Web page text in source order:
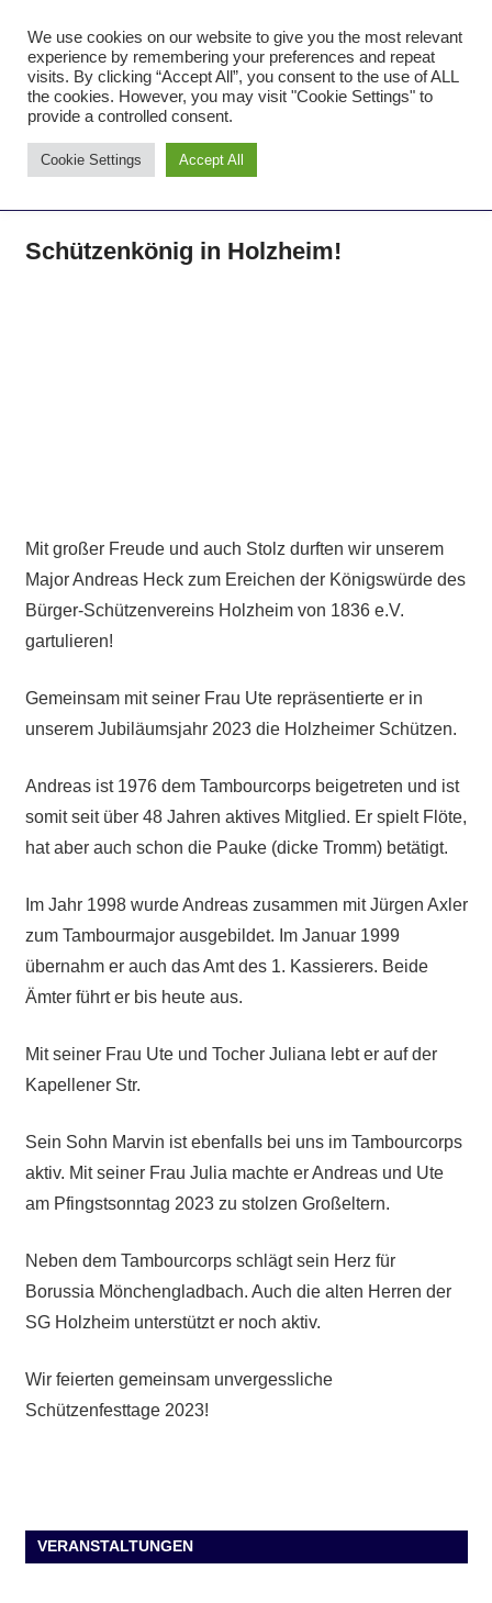
Inhalt
springenTambourcorps Concordia
Holzheim 1923
Tambourcorps
Concordia
Schützenkönig in Holzheim!
Mit großer Freude und auch Stolz durften wir unserem
Major Andreas Heck zum Ereichen der Königswürde des
Bürger-Schützenvereins Holzheim von 1836 e.V.
gartulieren!
Gemeinsam mit seiner Frau Ute repräsentierte er in
unserem Jubiläumsjahr 2023 die Holzheimer Schützen.
Andreas ist 1976 dem Tambourcorps beigetreten und ist
somit seit über 48 Jahren aktives Mitglied. Er spielt Flöte,
hat aber auch schon die Pauke (dicke Tromm) betätigt.
Im Jahr 1998 wurde Andreas zusammen mit Jürgen Axler
zum Tambourmajor ausgebildet. Im Januar 1999
übernahm er auch das Amt des 1. Kassierers. Beide
Ämter führt er bis heute aus.
Mit seiner Frau Ute und Tocher Juliana lebt er auf der
Kapellener Str.
Sein Sohn Marvin ist ebenfalls bei uns im Tambourcorps
aktiv. Mit seiner Frau Julia machte er Andreas und Ute
am Pfingstsonntag 2023 zu stolzen Großeltern.
Neben dem Tambourcorps schlägt sein Herz für
Borussia Mönchengladbach. Auch die alten Herren der
SG Holzheim unterstützt er noch aktiv.
Wir feierten gemeinsam unvergessliche
Schützenfesttage 2023!
VERANSTALTUNGEN
We use cookies on our website to give you the most relevant
experience by remembering your preferences and repeat
visits. By clicking “Accept All”, you consent to the use of ALL
the cookies. However, you may visit "Cookie Settings" to
provide a controlled consent.
Cookie Settings Accept All